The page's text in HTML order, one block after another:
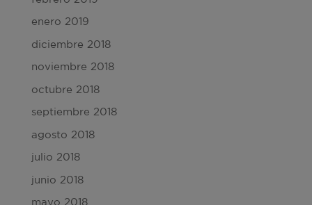
enero 2019
diciembre 2018
noviembre 2018
octubre 2018
septiembre 2018
agosto 2018
julio 2018
junio 2018
mayo 2018